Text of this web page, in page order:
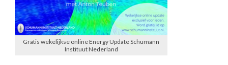
Gratis wekelijkse online Energy Update Schumann
Instituut Nederland